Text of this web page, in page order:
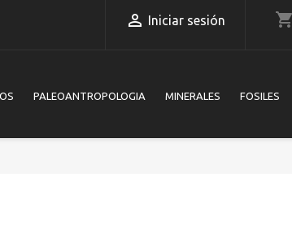
 Iniciar sesión shopping_cart
PALEOANTROPOLOGIA MINERALES FOSILES